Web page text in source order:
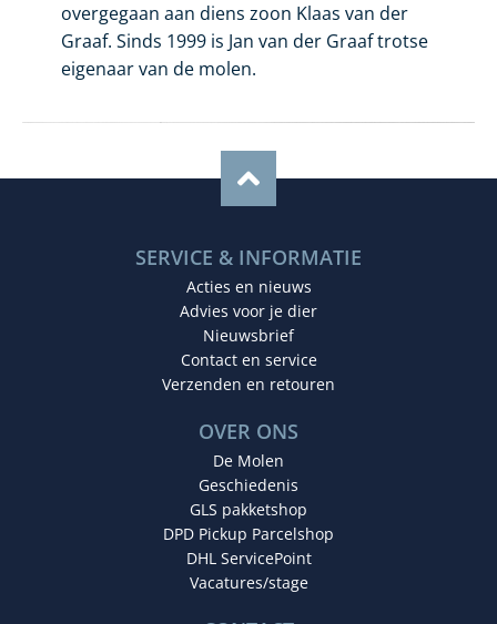
overgegaan aan diens zoon Klaas van der
Graaf. Sinds 1999 is Jan van der Graaf trotse
eigenaar van de molen.
SERVICE & INFORMATIE
Acties en nieuws
Advies voor je dier
Nieuwsbrief
Contact en service
Verzenden en retouren
OVER ONS
De Molen
Geschiedenis
GLS pakketshop
DPD Pickup Parcelshop
DHL ServicePoint
Vacatures/stage